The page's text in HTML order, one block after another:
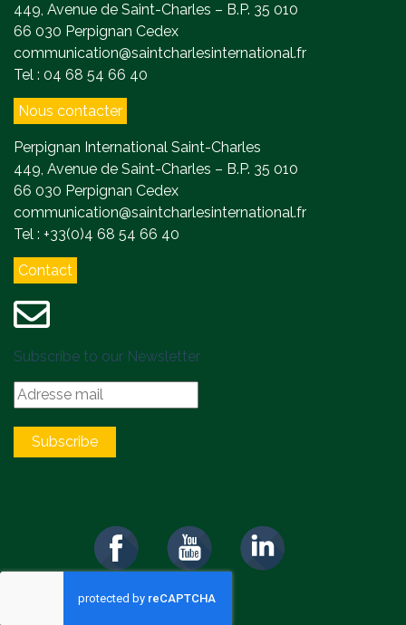
449, Avenue de Saint-Charles – B.P. 35 010
66 030 Perpignan Cedex
communication@saintcharlesinternational.fr
Tel : 04 68 54 66 40
Nous contacter
Perpignan International Saint-Charles
449, Avenue de Saint-Charles – B.P. 35 010
66 030 Perpignan Cedex
communication@saintcharlesinternational.fr
Tel : +33(0)4 68 54 66 40
Contact
Subscribe to our Newsletter
Subscribe